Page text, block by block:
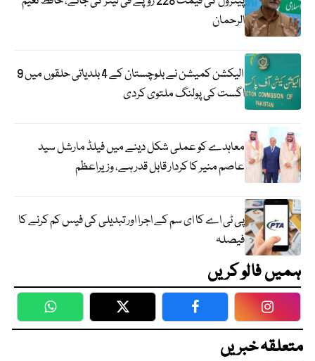
الرحمان
الیکشن کمیشن نے بلوچستان کے 4 بلدیاتی حلقوں میں 9
اگست کی پولنگ ملتوی کردی
معاہدے کو عملی شکل دینے میں فیلڈ مارشل سید
عاصم منیر کا کردار قابل قدر ہے، وزیراعظم
پی ٹی اے کا ای سم کے اجرا اور تبدیلی کی فیس کم کرنے کا
فیصلہ
ہمیں فالو کریں
WhatsApp Twitter Facebook
متعلقہ خبریں